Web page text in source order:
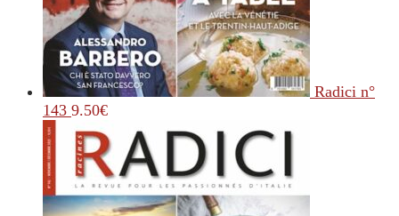
Radici n°
143 9.50€